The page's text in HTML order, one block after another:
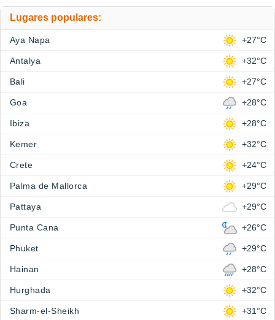
Lugares populares:
Aya Napa +27°C
Antalya +32°C
Bali +27°C
Goa +28°C
Ibiza +28°C
Kemer +32°C
Crete +24°C
Palma de Mallorca +29°C
Pattaya +29°C
Punta Cana +26°C
Phuket +29°C
Hainan +28°C
Hurghada +32°C
Sharm-el-Sheikh +31°C